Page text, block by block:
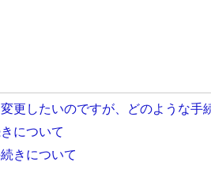
更したいのですが、どのような手
について
きについて